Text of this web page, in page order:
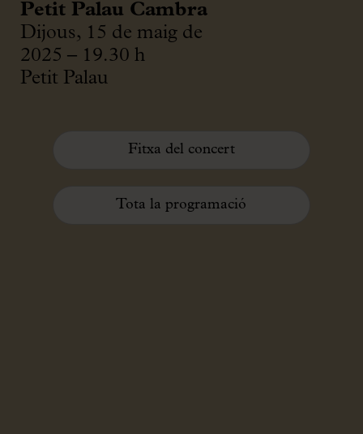
Petit Palau Cambra
Dijous, 15 de maig de
2025 – 19.30 h
Petit Palau
Fitxa del concert
Tota la programació